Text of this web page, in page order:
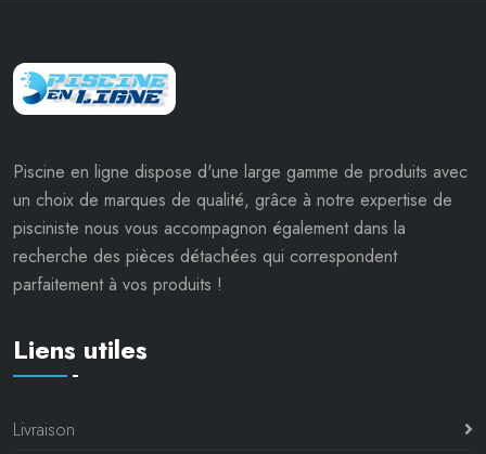
Piscine en ligne dispose d'une large gamme de produits avec
un choix de marques de qualité, grâce à notre expertise de
pisciniste nous vous accompagnon également dans la
recherche des pièces détachées qui correspondent
parfaitement à vos produits !
Liens utiles
Livraison